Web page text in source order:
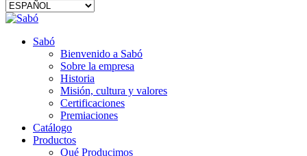
Sabó
Bienvenido a Sabó
Sobre la empresa
Historia
Misión, cultura y valores
Certificaciones
Premiaciones
Catálogo
Productos
Qué Producimos